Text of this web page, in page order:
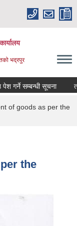
भद्रपुर
गर्ने सम्बन्धी सूचना तह
of goods as per the
the